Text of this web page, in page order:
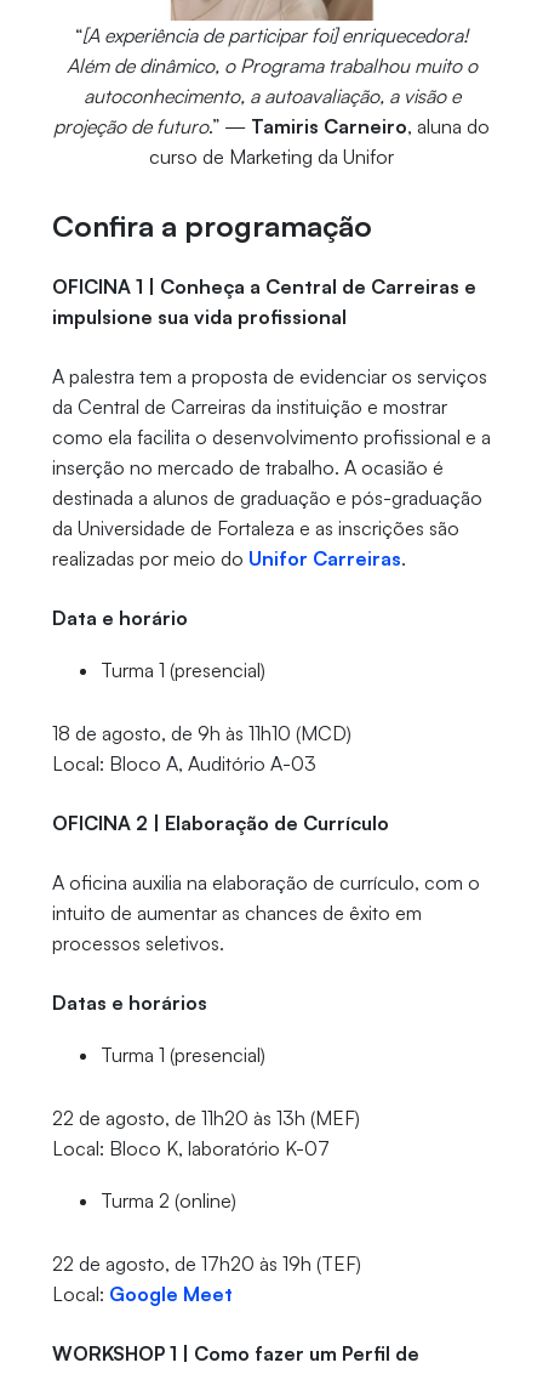
“[A experiência de participar foi] enriquecedora!
Além de dinâmico, o Programa trabalhou muito o
autoconhecimento, a autoavaliação, a visão e
projeção de futuro.” — Tamiris Carneiro, aluna do
curso de Marketing da Unifor
Confira a programação
OFICINA 1 | Conheça a Central de Carreiras e
impulsione sua vida profissional
A palestra tem a proposta de evidenciar os serviços
da Central de Carreiras da instituição e mostrar
como ela facilita o desenvolvimento profissional e a
inserção no mercado de trabalho. A ocasião é
destinada a alunos de graduação e pós-graduação
da Universidade de Fortaleza e as inscrições são
realizadas por meio do Unifor Carreiras.
Data e horário
Turma 1 (presencial)
18 de agosto, de 9h às 11h10 (MCD)
Local: Bloco A, Auditório A-03
OFICINA 2 | Elaboração de Currículo
A oficina auxilia na elaboração de currículo, com o
intuito de aumentar as chances de êxito em
processos seletivos.
Datas e horários
Turma 1 (presencial)
22 de agosto, de 11h20 às 13h (MEF)
Local: Bloco K, laboratório K-07
Turma 2 (online)
22 de agosto, de 17h20 às 19h (TEF)
Local: Google Meet
WORKSHOP 1 | Como fazer um Perfil de